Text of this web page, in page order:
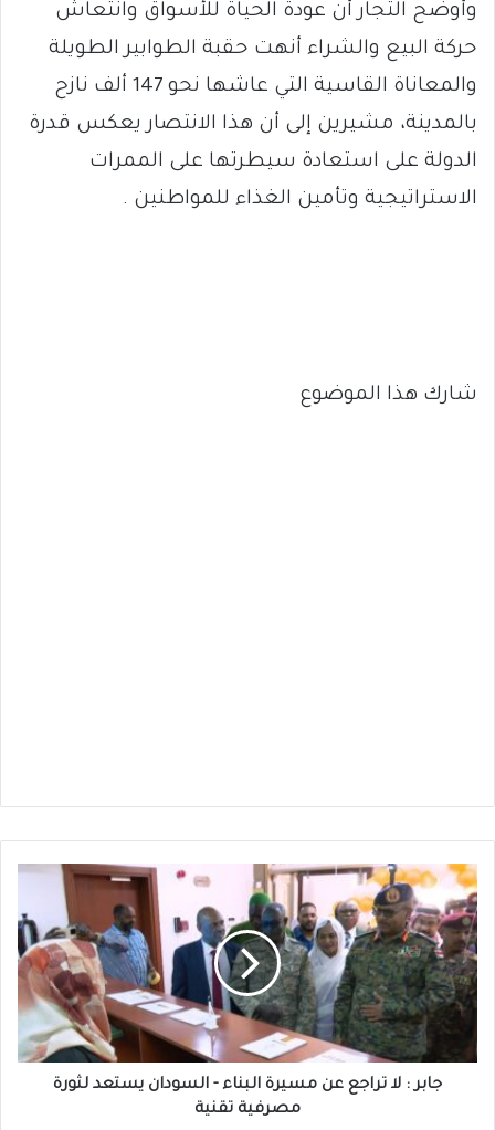
وأوضح التجار أن عودة الحياة للأسواق وانتعاش
حركة البيع والشراء أنهت حقبة الطوابير الطويلة
والمعاناة القاسية التي عاشها نحو 147 ألف نازح
بالمدينة، مشيرين إلى أن هذا الانتصار يعكس قدرة
الدولة على استعادة سيطرتها على الممرات
الاستراتيجية وتأمين الغذاء للمواطنين .
شارك هذا الموضوع
جابر
:
لا
تراجع
عن
مسيرة
البناء
السودان
يستعدجابر : لا تراجع عن مسيرة البناء - السودان يستعد لثورة
مصرفية تقنية